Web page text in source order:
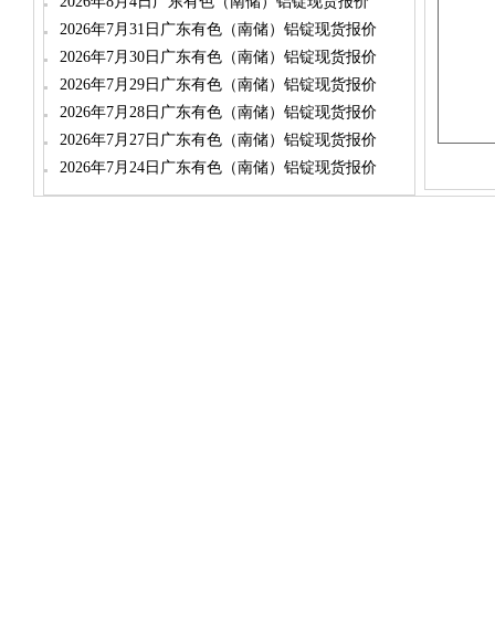
2026年7月31日广东有色（南储）铝锭现货报价
2026年7月30日广东有色（南储）铝锭现货报价
2026年7月29日广东有色（南储）铝锭现货报价
2026年7月28日广东有色（南储）铝锭现货报价
2026年7月27日广东有色（南储）铝锭现货报价
2026年7月24日广东有色（南储）铝锭现货报价